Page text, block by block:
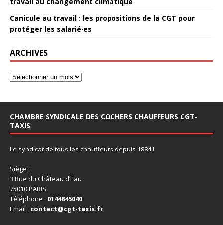
Canicule au travail : les propositions de la CGT pour
protéger les salarié·es
ARCHIVES
CHAMBRE SYNDICALE DES COCHERS CHAUFFEURS CGT-
TAXIS
Le syndicat de tous les chauffeurs depuis 1884 !
Siège :
3 Rue du Château d’Eau
75010 PARIS
Téléphone : 0144845040
Email : contact@cgt-taxis.fr